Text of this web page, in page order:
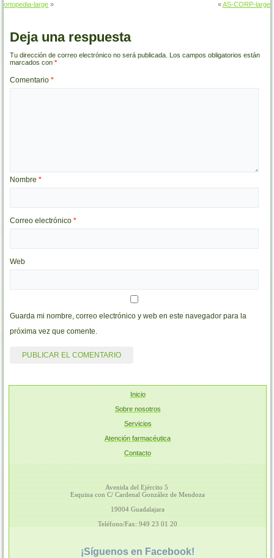
ortopedia-large » «AS-CORP-large
Deja una respuesta
Tu dirección de correo electrónico no será publicada. Los campos obligatorios están
marcados con*
Comentario*
Nombre*
Correo electrónico*
Web
Guarda mi nombre, correo electrónico y web en este navegador para la
próxima vez que comente.
Inicio
Sobre nosotros
Servicios
Atención farmacéutica
Contacto
Avenida del Ejército 5
Esquina con C/ Cardenal González de Mendoza
19004 Guadalajara
Teléfono/Fax: 949 23 01 20
¡Síguenos en Facebook!